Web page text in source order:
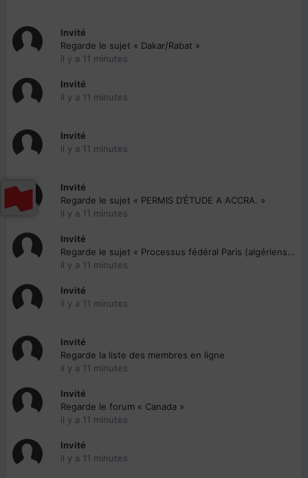
Invité
Regarde le sujet « Dakar/Rabat »
il y a 11 minutes
Invité
il y a 11 minutes
Invité
il y a 11 minutes
Invité
Regarde le sujet « PERMIS D’ÉTUDE A ACCRA. »
il y a 11 minutes
Invité
Regarde le sujet « Processus fédéral Paris (algériens) »
il y a 11 minutes
Invité
il y a 11 minutes
Invité
Regarde la liste des membres en ligne
il y a 11 minutes
Invité
Regarde le forum « Canada »
il y a 11 minutes
Invité
il y a 11 minutes